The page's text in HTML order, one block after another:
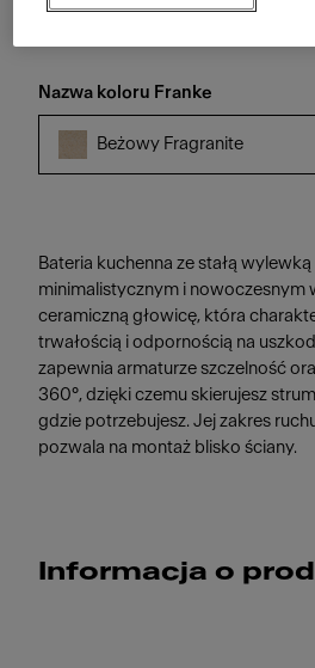
Nazwa koloru Franke
Beżowy Fragranite
Bateria kuchenna ze stałą wylewką
minimalistycznym i nowoczesnym
ceramiczną głowicę, która
trwałością i odpornością na
zapewnia armaturze szczelność
360°, dzięki czemu skierujesz
gdzie potrzebujesz. Jej zakres
pozwala na montaż blisko ściany.
Informacja o